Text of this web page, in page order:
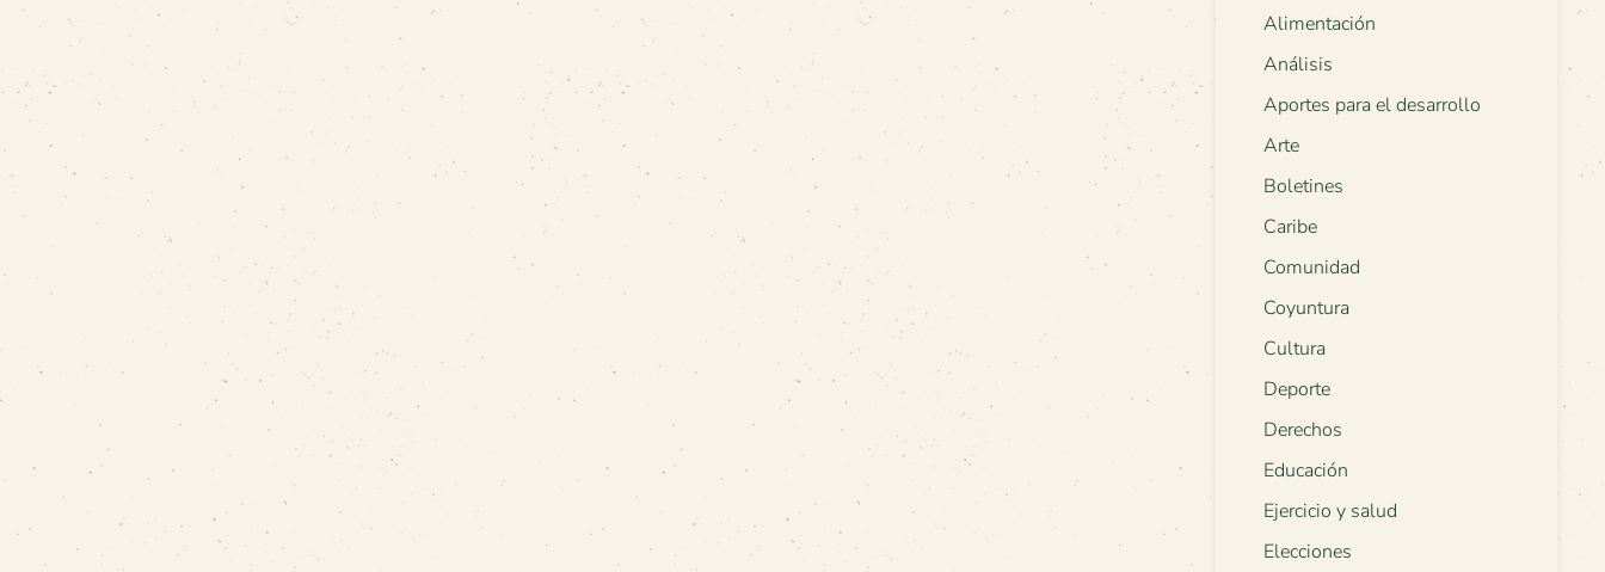
Alimentación
Análisis
Aportes para el desarrollo
Arte
Boletines
Caribe
Comunidad
Coyuntura
Cultura
Deporte
Derechos
Educación
Ejercicio y salud
Elecciones